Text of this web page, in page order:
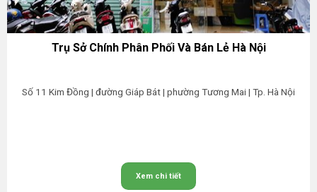
Trụ Sở Chính Phân Phối Và Bán Lẻ Hà Nội
Số 11 Kim Đồng | đường Giáp Bát | phường Tương Mai | Tp. Hà Nội
Xem chi tiết